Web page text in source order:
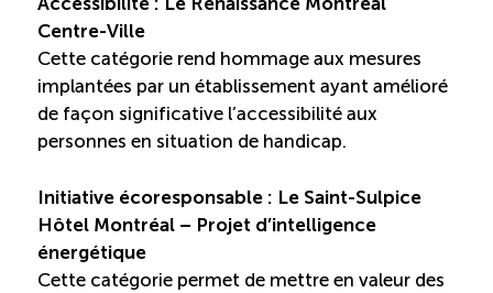
Centre-Ville
Cette catégorie rend hommage aux mesures
implantées par un établissement ayant amélioré
de façon significative l’accessibilité aux
personnes en situation de handicap.
Initiative écoresponsable : Le Saint-Sulpice
Hôtel Montréal – Projet d’intelligence
énergétique
Cette catégorie permet de mettre en valeur des